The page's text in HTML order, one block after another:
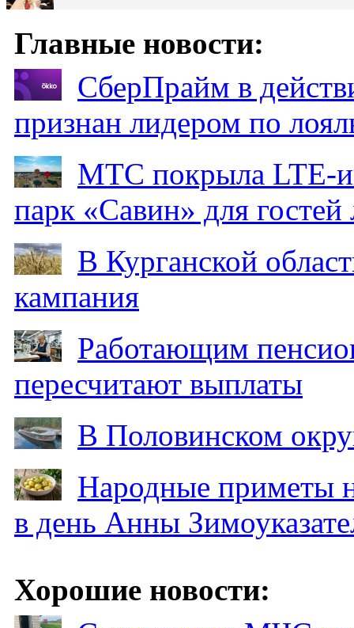
Главные новости:
СберПрайм в
признан лидером по
МТС покрыла LTE-
парк «Савин» для гостей
В Курганской
кампания
Работающим
пересчитают выплаты
В Половинском
Народные приметы
в день Анны
Хорошие новости: